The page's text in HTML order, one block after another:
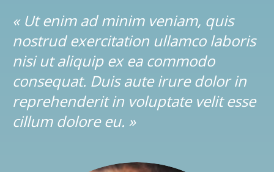
« Ut enim ad minim veniam, quis
nostrud exercitation ullamco laboris
nisi ut aliquip ex ea commodo
consequat. Duis aute irure dolor in
reprehenderit in voluptate velit esse
cillum dolore eu. »